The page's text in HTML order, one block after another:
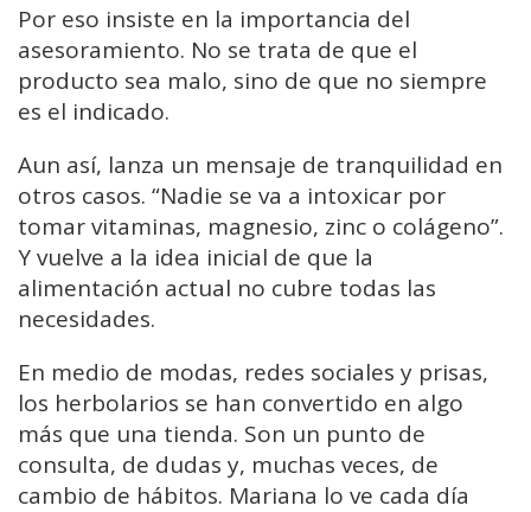
Por eso insiste en la importancia del
asesoramiento. No se trata de que el
producto sea malo, sino de que no siempre
es el indicado.
Aun así, lanza un mensaje de tranquilidad en
otros casos. “Nadie se va a intoxicar por
tomar vitaminas, magnesio, zinc o colágeno”.
Y vuelve a la idea inicial de que la
alimentación actual no cubre todas las
necesidades.
En medio de modas, redes sociales y prisas,
los herbolarios se han convertido en algo
más que una tienda. Son un punto de
consulta, de dudas y, muchas veces, de
cambio de hábitos. Mariana lo ve cada día